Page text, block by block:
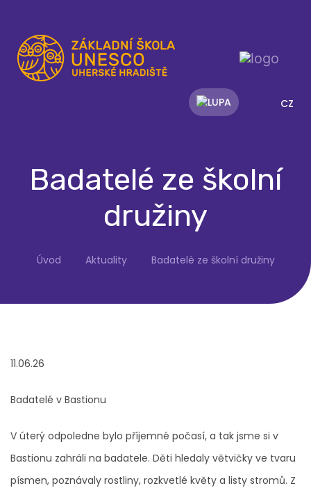
CZ
Badatelé ze školní
družiny
Úvod Aktuality Badatelé ze školní družiny
11.06.26
Badatelé v Bastionu
V úterý odpoledne bylo příjemné počasí, a tak jsme si v
Bastionu zahráli na badatele. Děti hledaly větvičky ve tvaru
písmen, poznávaly rostliny, rozkvetlé květy a listy stromů. Z